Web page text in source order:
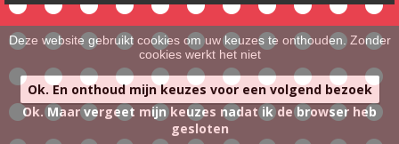
Deze website gebruikt cookies om uw keuzes te onthouden. Zonder
cookies werkt het niet
Ok. En onthoud mijn keuzes voor een volgend bezoek
Ok. Maar vergeet mijn keuzes nadat ik de browser heb
gesloten